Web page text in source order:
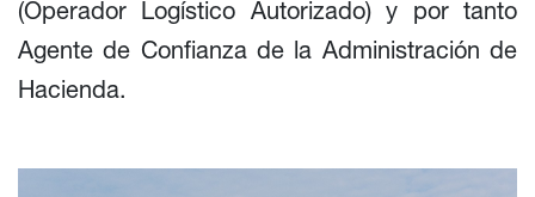
(Operador Logístico Autorizado) y por tanto
Agente de Confianza de la Administración de
Hacienda.